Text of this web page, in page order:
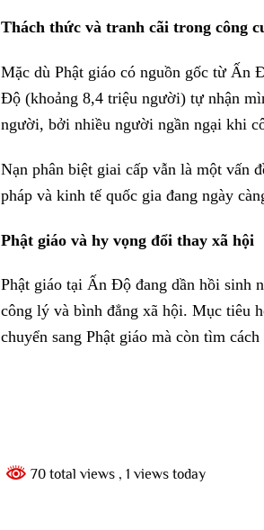
Thách thức và tranh cãi trong công
Mặc dù Phật giáo có nguồn gốc từ Ấn
Độ (khoảng 8,4 triệu người) tự nhận
người, bởi nhiều người ngần ngại khi
Nạn phân biệt giai cấp vẫn là một vấn
pháp và kinh tế quốc gia đang ngày
Phật giáo và hy vọng đổi thay xã hội
Phật giáo tại Ấn Độ đang dần hồi sinh
công lý và bình đẳng xã hội. Mục tiêu
chuyển sang Phật giáo mà còn tìm
70 total views , 1 views today